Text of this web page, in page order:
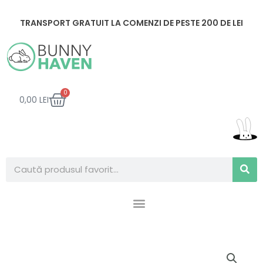
TRANSPORT GRATUIT LA COMENZI DE PESTE 200 DE LEI
0,00 LEI
0
CART
Search